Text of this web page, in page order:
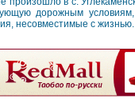
дорожным
несовместимые с жизнью.